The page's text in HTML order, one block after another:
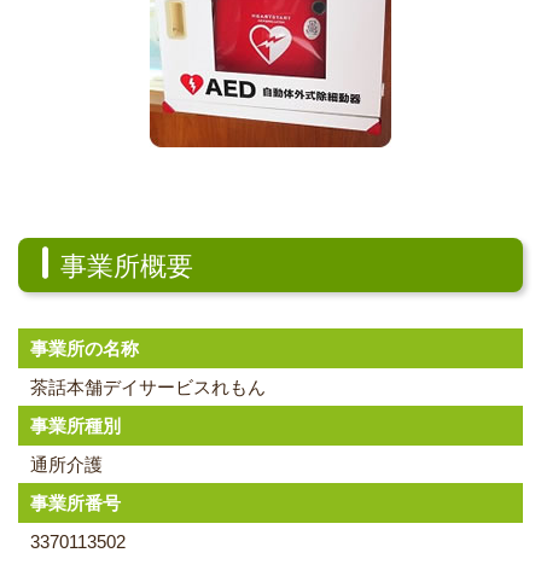
事業所概要
事業所の名称
茶話本舗デイサービスれもん
事業所種別
通所介護
事業所番号
3370113502